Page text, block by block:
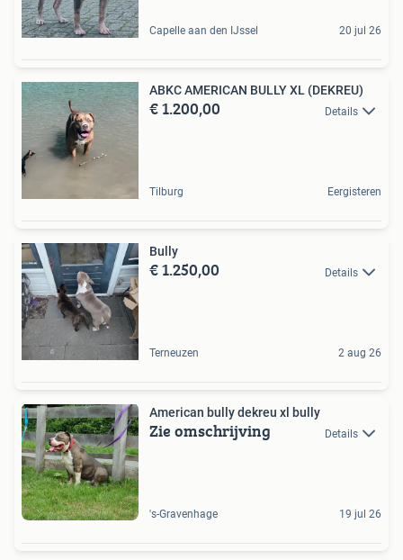
Capelle aan den IJssel 20 jul 26
ABKC AMERICAN BULLY XL (DEKREU)
€ 1.200,00 Details
Tilburg Eergisteren
Bully
€ 1.250,00 Details
Terneuzen 2 aug 26
American bully dekreu xl bully
Zie omschrijving Details
's-Gravenhage 19 jul 26